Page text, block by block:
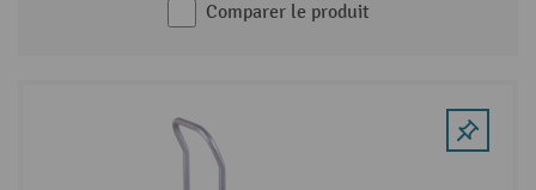
Comparer le produit